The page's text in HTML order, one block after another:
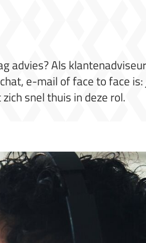
advies? Als
e-mail of face to face
snel thuis in deze rol.